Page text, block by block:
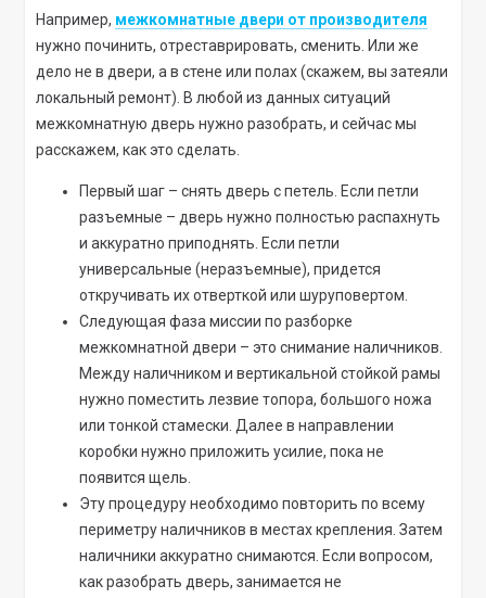
Например, межкомнатные двери от производителя
нужно починить, отреставрировать, сменить. Или же
дело не в двери, а в стене или полах (скажем, вы затеяли
локальный ремонт). В любой из данных ситуаций
межкомнатную дверь нужно разобрать, и сейчас мы
расскажем, как это сделать.
Первый шаг – снять дверь с петель. Если петли
разъемные – дверь нужно полностью распахнуть
и аккуратно приподнять. Если петли
универсальные (неразъемные), придется
откручивать их отверткой или шуруповертом.
Следующая фаза миссии по разборке
межкомнатной двери – это снимание наличников.
Между наличником и вертикальной стойкой рамы
нужно поместить лезвие топора, большого ножа
или тонкой стамески. Далее в направлении
коробки нужно приложить усилие, пока не
появится щель.
Эту процедуру необходимо повторить по всему
периметру наличников в местах крепления. Затем
наличники аккуратно снимаются. Если вопросом,
как разобрать дверь, занимается не